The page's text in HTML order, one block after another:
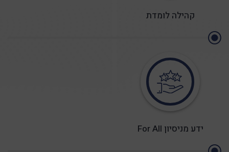
תאריך : 22/09/2026
תאריך : 04/10/2026
קהילה לומדת
ידע מניסיון For All